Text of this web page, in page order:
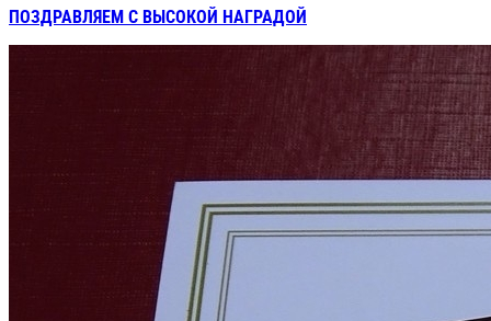
ПОЗДРАВЛЯЕМ С ВЫСОКОЙ НАГРАДОЙ